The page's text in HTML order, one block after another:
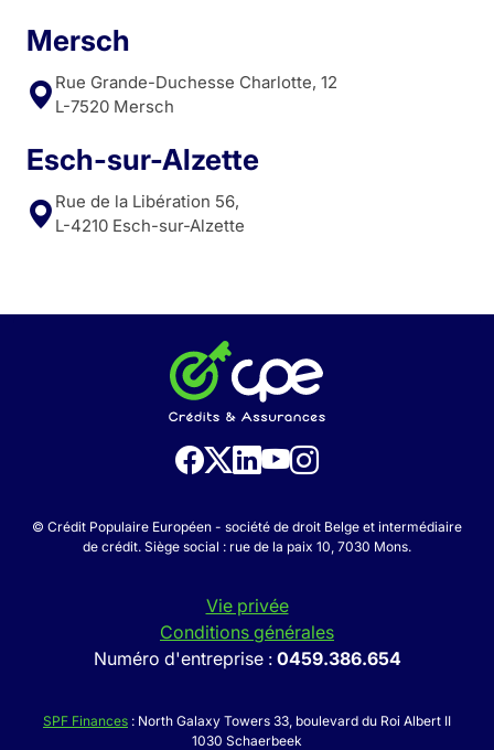
Mersch
Rue Grande-Duchesse Charlotte, 12
L-7520 Mersch
Esch-sur-Alzette
Rue de la Libération 56,
L-4210 Esch-sur-Alzette
© Crédit Populaire Européen - société de droit Belge et intermédiaire
de crédit. Siège social : rue de la paix 10, 7030 Mons.
Vie privée
Conditions générales
Numéro d'entreprise : 0459.386.654
SPF Finances : North Galaxy Towers 33, boulevard du Roi Albert II
1030 Schaerbeek